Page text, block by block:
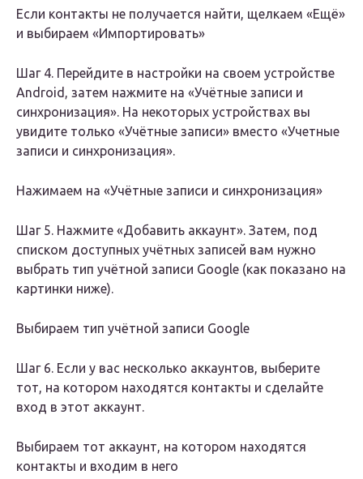
Если контакты не получается найти, щелкаем «Ещё»
и выбираем «Импортировать»
Шаг 4. Перейдите в настройки на своем устройстве
Android, затем нажмите на «Учётные записи и
синхронизация». На некоторых устройствах вы
увидите только «Учётные записи» вместо «Учетные
записи и синхронизация».
Нажимаем на «Учётные записи и синхронизация»
Шаг 5. Нажмите «Добавить аккаунт». Затем, под
списком доступных учётных записей вам нужно
выбрать тип учётной записи Google (как показано на
картинки ниже).
Выбираем тип учётной записи Google
Шаг 6. Если у вас несколько аккаунтов, выберите
тот, на котором находятся контакты и сделайте
вход в этот аккаунт.
Выбираем тот аккаунт, на котором находятся
контакты и входим в него